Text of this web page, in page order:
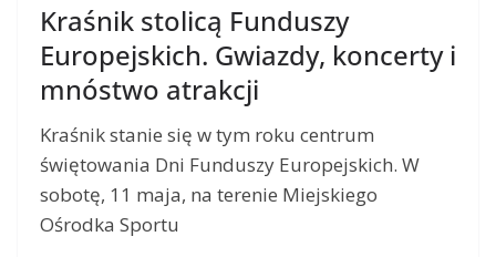
Kraśnik stolicą Funduszy
Europejskich. Gwiazdy, koncerty i
mnóstwo atrakcji
Kraśnik stanie się w tym roku centrum
świętowania Dni Funduszy Europejskich. W
sobotę, 11 maja, na terenie Miejskiego
Ośrodka Sportu